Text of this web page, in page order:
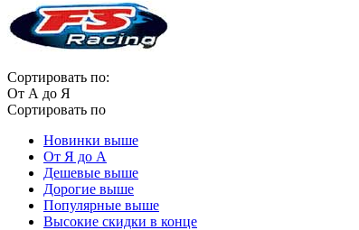
Сортировать по:
От А до Я
Сортировать по
Новинки выше
От Я до А
Дешевые выше
Дорогие выше
Популярные выше
Высокие скидки в конце